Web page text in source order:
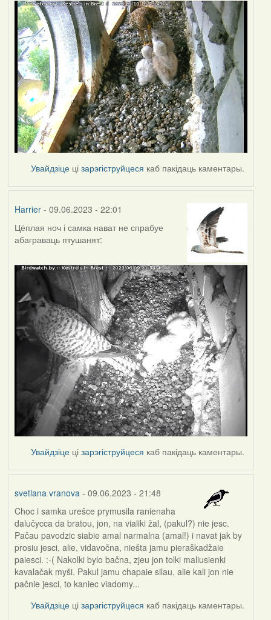
Увайдзіце цізарэгіструйцеся каб пакідаць каментары.
Harrier- 09.06.2023 - 22:01
Цёплая ноч і самка нават не спрабуе
абаграваць птушанят:
Увайдзіце цізарэгіструйцеся каб пакідаць каментары.
svetlana vranova- 09.06.2023 - 21:48
Choc i samka urešce prymusila ranienaha
dalučycca da bratou, jon, na vialiki žal, (pakul?) nie jesc.
Pačau pavodzic siabie amal narmalna (amal!) i navat jak by
prosiu jesci, alie, vidavočna, niešta jamu pieraškadžaie
paiesci. :-( Nakolki bylo bačna, zjeu jon tolki maliusienki
kavalačak myši. Pakul jamu chapaie silau, alie kali jon nie
pačnie jesci, to kaniec viadomy...
Увайдзіце цізарэгіструйцеся каб пакідаць каментары.